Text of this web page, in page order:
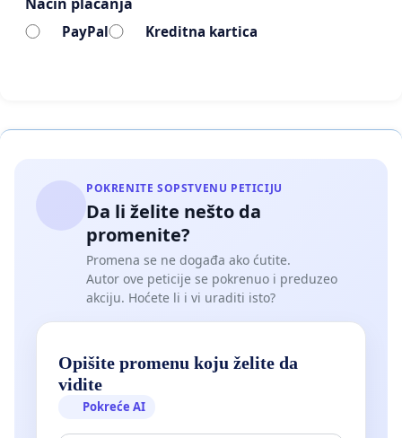
PayPal Kreditna kartica
POKRENITE SOPSTVENU PETICIJU
Da li želite nešto da
promenite?
Promena se ne događa ako ćutite.
Autor ove peticije se pokrenuo i preduzeo
akciju. Hoćete li i vi uraditi isto?
Opišite promenu koju želite da
vidite
Pokreće AI